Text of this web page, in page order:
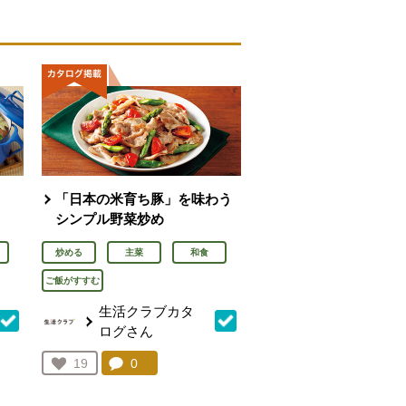
「日本の米育ち豚」を味わう
シンプル野菜炒め
炒める 主菜 和食
ご飯がすすむ
生活クラブカタ
ログさん
お気に入り登録：
19
人が登録
コメント：
0件。コメントを見る。